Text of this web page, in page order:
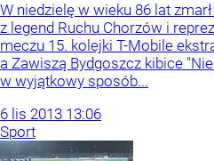
W niedzielę w wieku 86 lat
z legend Ruchu Chorzów i
meczu 15. kolejki T-Mobile
a Zawiszą Bydgoszcz kibice
w wyjątkowy sposób...
6 lis 2013 13:06
Sport